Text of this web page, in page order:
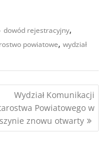
dowód rejestracyjny,
powiatowe,wydział
Wydział Komunikacji
Powiatowego w
znowu otwarty